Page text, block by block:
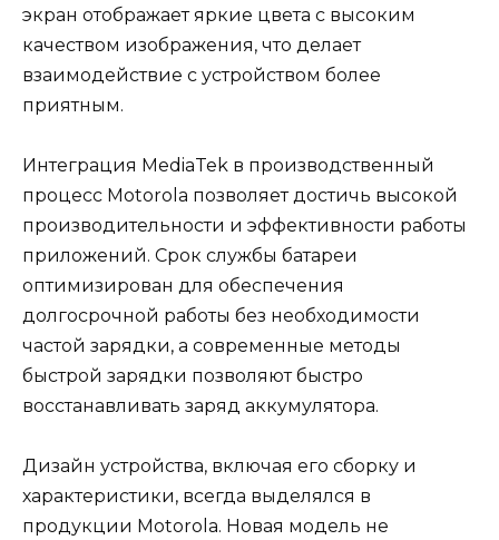
экран отображает яркие цвета с высоким
качеством изображения, что делает
взаимодействие с устройством более
приятным.
Интеграция MediaTek в производственный
процесс Motorola позволяет достичь высокой
производительности и эффективности работы
приложений. Срок службы батареи
оптимизирован для обеспечения
долгосрочной работы без необходимости
частой зарядки, а современные методы
быстрой зарядки позволяют быстро
восстанавливать заряд аккумулятора.
Дизайн устройства, включая его сборку и
характеристики, всегда выделялся в
продукции Motorola. Новая модель не